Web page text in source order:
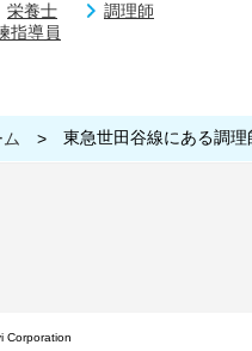
栄養士
調理師
指導員
> 東急世田谷線にある調
Corporation